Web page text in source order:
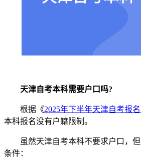
天津自考本科需要户口吗?
根据《2025年下半年天津自考报
本科报名没有户籍限制。
虽然天津自考本科不要求户口，但
条件：